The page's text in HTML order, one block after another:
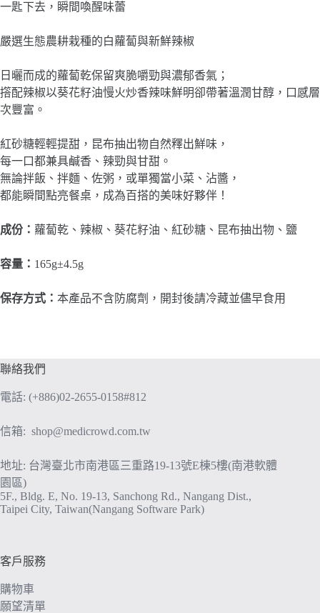
一匙下去，瞬間喚醒味蕾
嚴選生態農耕栽種的白蘿蔔與新鮮辣椒
日曬而成的蘿蔔乾保留爽脆嚼勁與濃郁香氣；
撘配辣椒以葵花籽油慢火炒香辣味鮮明卻帶著溫潤甘醇，口感層
次豐富。
紅砂糖輕輕提甜，昆布抽出物自然釋出鮮味，
每一口都兼具鹹香、辣勁與甘甜。
無論拌飯、拌麵、佐粥，或單獨當小菜、沾醬，
都能瞬間點亮餐桌，成為百搭的美味好夥伴！
成份： 蘿蔔乾、辣椒、葵花籽油、紅砂糖、昆布抽出物、鹽
容量： 165g±4.5g
保存方式： 本產品不含防腐劑，開封後請冷藏並儘早食用
聯絡我們
電話: (+886)02-2655-0158#812
信箱: shop@medicrowd.com.tw
地址: 台灣臺北市南港區三重路19-13號E棟5樓(南港軟體
園區)
5F., Bldg. E, No. 19-13, Sanchong Rd., Nangang Dist.,
Taipei City, Taiwan(Nangang Software Park)
客戶服務
購物車
願望清單